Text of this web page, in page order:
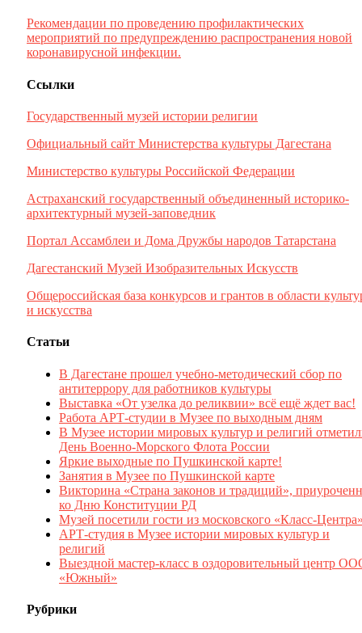
Рекомендации по проведению профилактических
мероприятий по предупреждению распространения новой
коронавирусной инфекции.
Ссылки
Государственный музей истории религии
Официальный сайт Министерства культуры Дагестана
Министерство культуры Российской Федерации
Астраханский государственный объединенный историко-
архитектурный музей-заповедник
Портал Ассамблеи и Дома Дружбы народов Татарстана
Дагестанский Музей Изобразительных Искусств
Общероссийская база конкурсов и грантов в области
и искусства
Статьи
В Дагестане прошел учебно-методический сбор по
антитеррору для работников культуры
Выставка «От узелка до реликвии» всё ещё ждет вас!
Работа АРТ-студии в Музее по выходным дням
В Музее истории мировых культур и религий
День Военно-Морского Флота России
Яркие выходные по Пушкинской карте!
Занятия в Музее по Пушкинской карте
Викторина «Страна законов и традиций»,
ко Дню Конституции РД
Музей посетили гости из московского «Класс-
АРТ-студия в Музее истории мировых культур и
религий
Выездной мастер-класс в оздоровительный центр
«Южный»
Рубрики